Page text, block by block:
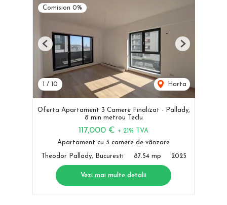
Comision 0%
1 / 10 Harta
Previous Next
Oferta Apartament 3 Camere Finalizat - Pallady,
8 min metrou Teclu
117,000 € + 21% TVA
Apartament cu 3 camere de vânzare
Theodor Pallady, Bucuresti 87.54 mp 2025
Vezi mai multe detalii